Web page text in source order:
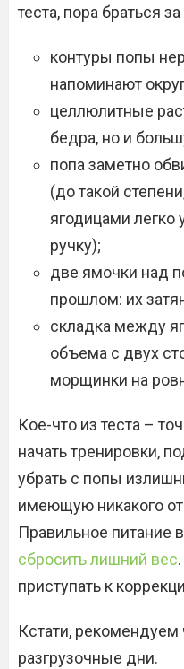
теста, пора браться
контуры попы
напоминают
целлюлитные
бедра, но и
попа заметно
(до такой
ягодицами
ручку);
две ямочки над
прошлом: их
складка между
объема с двух
морщинки на
Кое-что из теста –
начать тренировки,
убрать с попы
имеющую никакого
Правильное питание
сбросить лишний вес
приступать к
Кстати,
разгрузочные дни.